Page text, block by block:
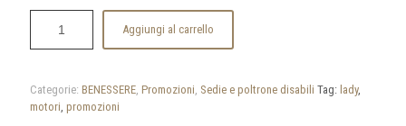
Aggiungi al carrello
Categorie: BENESSERE, Promozioni, Sedie e poltrone disabili Tag: lady,
motori, promozioni